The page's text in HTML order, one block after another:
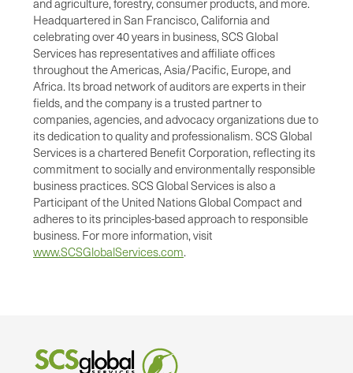
and agriculture, forestry, consumer products, and more.
Headquartered in San Francisco, California and
celebrating over 40 years in business, SCS Global
Services has representatives and affiliate offices
throughout the Americas, Asia/Pacific, Europe, and
Africa. Its broad network of auditors are experts in their
fields, and the company is a trusted partner to
companies, agencies, and advocacy organizations due to
its dedication to quality and professionalism. SCS Global
Services is a chartered Benefit Corporation, reflecting its
commitment to socially and environmentally responsible
business practices. SCS Global Services is also a
Participant of the United Nations Global Compact and
adheres to its principles-based approach to responsible
business. For more information, visit
www.SCSGlobalServices.com.